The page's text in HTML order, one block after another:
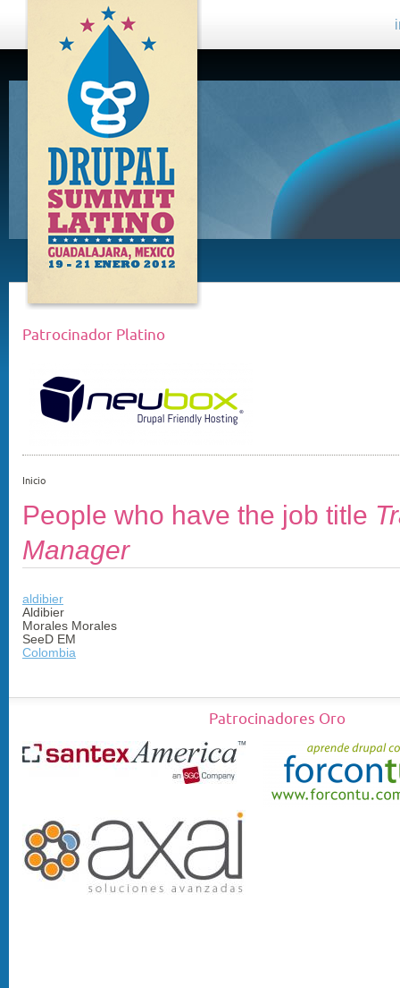
DRUPAL
SUMMIT
LATINO,
GUADALAJARA
2012
Patrocinador Platino
Inicio
People who have the job title
Manager
aldibier
Aldibier
Morales Morales
SeeD EM
Colombia
Patrocinadores Oro